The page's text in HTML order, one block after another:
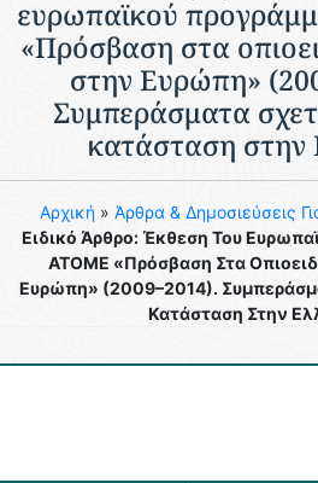
ευρωπαϊκού
«Πρόσβαση στα
στην Ευρώπη»
Συμπεράσματα
κατάσταση
Aρχική» Άρθρα & Δημοσιεύσεις
Ειδικό Άρθρο: Έκθεση Του
ΑΤΟΜΕ «Πρόσβαση Στα
Ευρώπη» (2009–2014).
Κατάσταση Στην